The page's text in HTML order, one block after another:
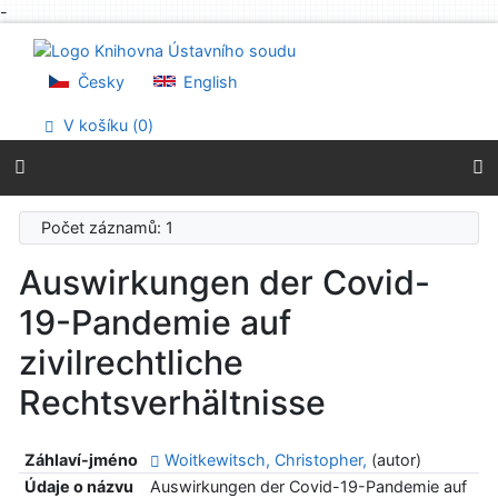
-
Přejít na menu
Prohlášení o webové přístupnosti
Česky English
V košíku (0)
Počet záznamů: 1
Auswirkungen der Covid-
19-Pandemie auf
zivilrechtliche
Rechtsverhältnisse
Záhlaví-jméno Woitkewitsch, Christopher, (autor)
Údaje o názvu
Auswirkungen der Covid-19-Pandemie auf